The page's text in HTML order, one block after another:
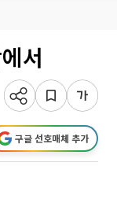
서
구글 선호매체 추가